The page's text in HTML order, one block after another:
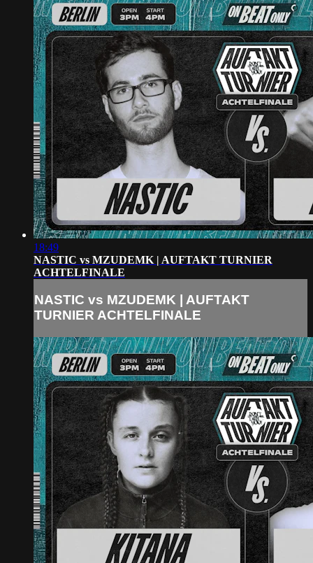
18:49
NASTIC vs MZUDEMK | AUFTAKT TURNIER
ACHTELFINALE
NASTIC vs MZUDEMK | AUFTAKT
TURNIER ACHTELFINALE